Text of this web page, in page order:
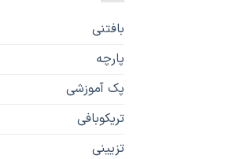
بافتنی
پارچه
پک آموزشی
تریکوبافی
تزیینی